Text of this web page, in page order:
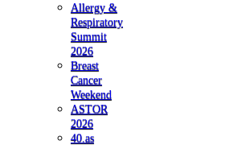
Allergy &
Respiratory
Summit
2026
Breast
Cancer
Weekend
ASTOR
2026
40.as